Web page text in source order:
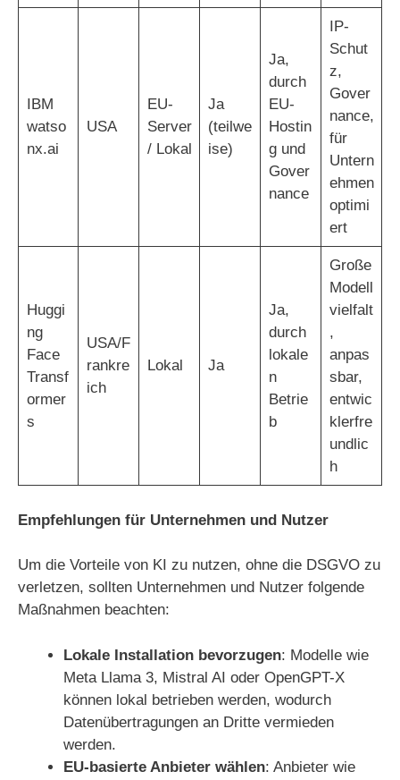
IBM
watso
nx.ai
USA
EU-
Server
/ Lokal
Ja
(teilwe
ise)
Ja,
durch
EU-
Hostin
g und
Gover
nance
IP-
Schut
z,
Gover
nance,
für
Untern
ehmen
optimi
ert
Huggi
ng
Face
Transf
ormer
s
USA/F
rankre
ich
Lokal Ja
Ja,
durch
lokale
n
Betrie
b
Große
Modell
vielfalt
,
anpas
sbar,
entwic
klerfre
undlic
h
Empfehlungen für Unternehmen und Nutzer
Um die Vorteile von KI zu nutzen, ohne die DSGVO zu
verletzen, sollten Unternehmen und Nutzer folgende
Maßnahmen beachten:
Lokale Installation bevorzugen: Modelle wie
Meta Llama 3, Mistral AI oder OpenGPT-X
können lokal betrieben werden, wodurch
Datenübertragungen an Dritte vermieden
werden.
EU-basierte Anbieter wählen: Anbieter wie